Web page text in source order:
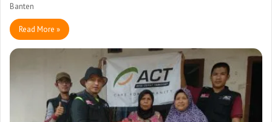
Banten
Read More »